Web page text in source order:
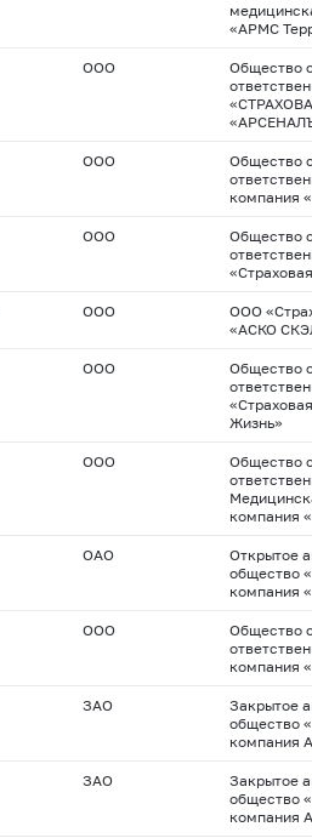
«АРМС
ООО
Общество
ООО
Общество
компания
ООО
Общество
ООО
ООО
«АСКО
ООО
Общество
Жизнь»
ООО
Общество
компания
ОАО
Открытое
общество
компания
ООО
Общество
компания
ЗАО
Закрытое
общество
компания
ЗАО
Закрытое
общество
компания